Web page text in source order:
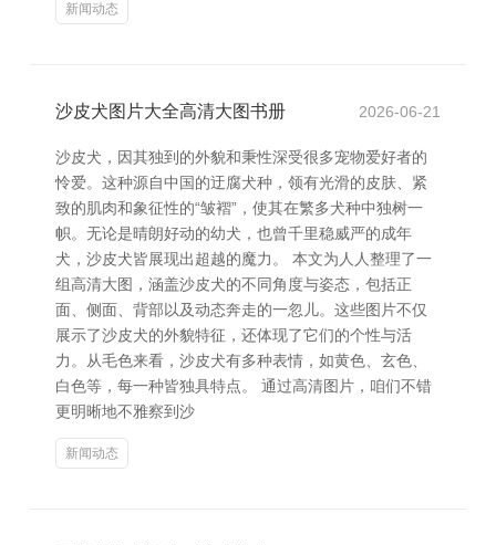
新闻动态
沙皮犬图片大全高清大图书册 2026-06-21
沙皮犬，因其独到的外貌和秉性深受很多宠物爱好者的
怜爱。这种源自中国的迂腐犬种，领有光滑的皮肤、紧
致的肌肉和象征性的“皱褶”，使其在繁多犬种中独树一
帜。无论是晴朗好动的幼犬，也曾千里稳威严的成年
犬，沙皮犬皆展现出超越的魔力。 本文为人人整理了一
组高清大图，涵盖沙皮犬的不同角度与姿态，包括正
面、侧面、背部以及动态奔走的一忽儿。这些图片不仅
展示了沙皮犬的外貌特征，还体现了它们的个性与活
力。从毛色来看，沙皮犬有多种表情，如黄色、玄色、
白色等，每一种皆独具特点。 通过高清图片，咱们不错
更明晰地不雅察到沙
新闻动态